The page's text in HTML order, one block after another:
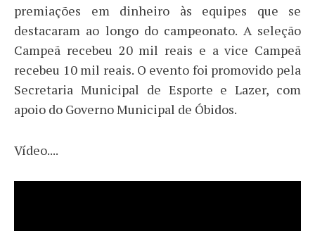
premiações em dinheiro às equipes que se
destacaram ao longo do campeonato. A seleção
Campeã recebeu 20 mil reais e a vice Campeã
recebeu 10 mil reais. O evento foi promovido pela
Secretaria Municipal de Esporte e Lazer, com
apoio do Governo Municipal de Óbidos.
Vídeo....